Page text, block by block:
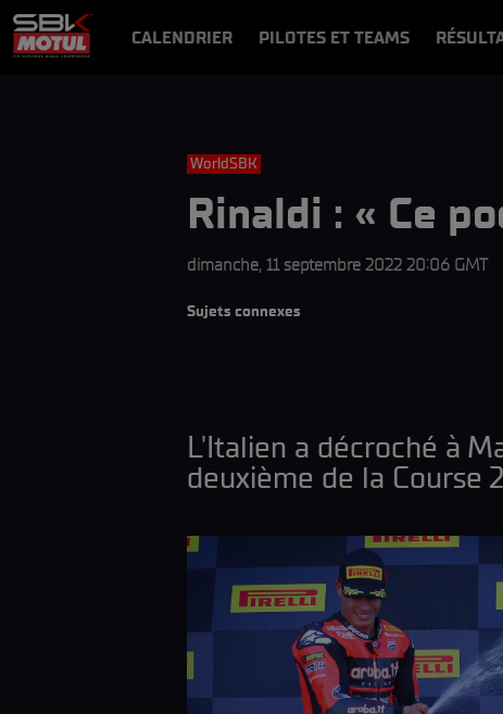
CALENDRIER PILOTES ET TEAMS
WorldSBK
Rinaldi : « Ce
dimanche, 11 septembre 2022 20:06 GMT
Sujets connexes
L'Italien a décroché à
deuxième de la Course